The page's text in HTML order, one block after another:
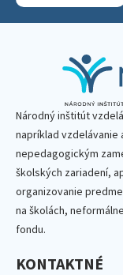
Národný inštitút
napríklad
nepedagogickým
školských zariadení,
organizovanie
na školách,
fondu.
KONTAKTNÉ